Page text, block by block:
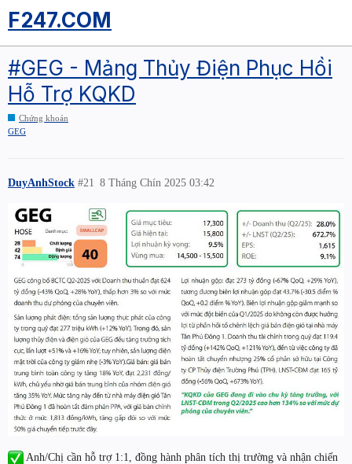
F247.COM
#GEG - Mảng Thủy Điện Phục Hồi
Hỗ Trợ KQKD
Chứng khoán
GEG
DuyAnhStock 8 Tháng Chín 2025 03:42
#21
Anh/Chị cần hỗ trợ 1:1, đồng hành phân tích thị trường và nhận chiến